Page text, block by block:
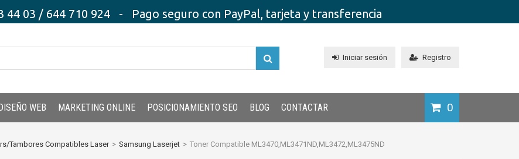
03 / 644 710 924 - Pago seguro con PayPal, tarjeta y transferencia
Iniciar sesión Registro
0
WEB MARKETING ONLINE POSICIONAMIENTO SEO BLOG CONTACTAR
Tambores Compatibles Laser > Samsung Laserjet > Toner Compatible ML3470,ML3471ND,ML3472,ML3475ND